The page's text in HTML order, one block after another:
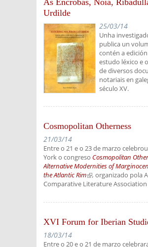
Urdilde
25/03/14
Unha
publica un
contén a
estudo léxico e
de diversos
notariais en
século XV.
Cosmopolitan Otherness
21/03/14
Entre o 21 e o 23 de marzo
York o congreso Cosmopolitan
Alternative Modernities of
the Atlantic Rim(link is external)
, organizado pola
Comparative Literature Association
XVI Forum for Iberian
18/03/14
Entre o 20 e o 21 de marzo